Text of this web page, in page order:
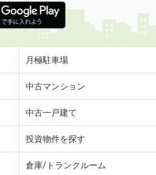
月極駐車場
中古マンション
中古一戸建て
投資物件を探す
倉庫/トランクルーム